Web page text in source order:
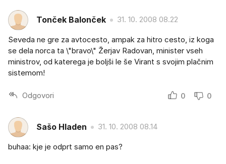
Tonček Balonček 31. 10. 2008 08.22
Seveda ne gre za avtocesto, ampak za hitro cesto, iz koga
se dela norca ta \"bravo\" Žerjav Radovan, minister vseh
ministrov, od katerega je boljši le še Virant s svojim plačnim
sistemom!
Odgovori 0 0
Sašo Hladen 31. 10. 2008 08.14
buhaa: kje je odprt samo en pas?